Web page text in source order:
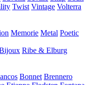
Twist Vintage Volterra
Memorie Metal Poetic
Ribe & Elburg
Bonnet Brennero